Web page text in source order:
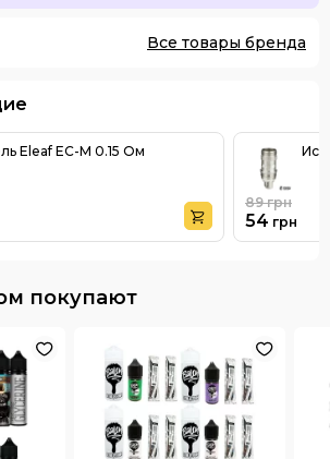
Все товары бренда
Eleaf EC-M 0.15 Ом
54 грн
89грн
покупают